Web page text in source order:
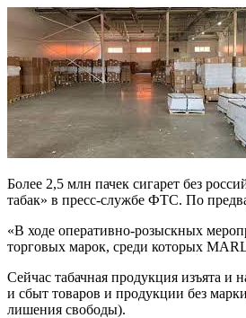
Более 2,5 млн пачек сигарет без
табак» в пресс-службе ФТС. По
«В ходе оперативно-розыскных
торговых марок, среди которых
Сейчас табачная продукция изъята и
и сбыт товаров и продукции без
лишения свободы).